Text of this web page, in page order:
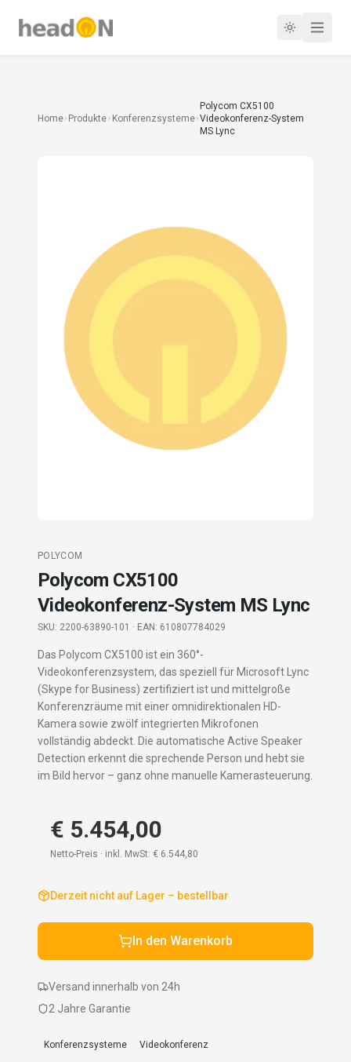
Home Produkte Konferenzsysteme
Polycom CX5100
Videokonferenz-System
MS Lync
POLYCOM
Polycom CX5100
Videokonferenz-System MS Lync
SKU: 2200-63890-101 · EAN: 610807784029
Das Polycom CX5100 ist ein 360°-
Videokonferenzsystem, das speziell für Microsoft Lync
(Skype for Business) zertifiziert ist und mittelgroße
Konferenzräume mit einer omnidirektionalen HD-
Kamera sowie zwölf integrierten Mikrofonen
vollständig abdeckt. Die automatische Active Speaker
Detection erkennt die sprechende Person und hebt sie
im Bild hervor – ganz ohne manuelle Kamerasteuerung.
€ 5.454,00
Netto-Preis · inkl. MwSt: € 6.544,80
Derzeit nicht auf Lager – bestellbar
In den Warenkorb
Versand innerhalb von 24h
2 Jahre Garantie
Konferenzsysteme Videokonferenz